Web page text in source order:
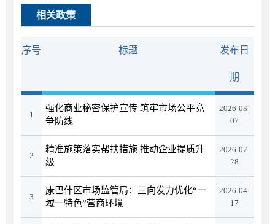
相关政策
序号 标题 发布日
期
1
强化商业秘密保护宣传 筑牢市场公平竞
争防线
2026-08-
07
2
精准施策落实帮扶措施 推动企业提质升
级
2026-07-
28
3
康巴什区市场监管局：三向发力优化“一
域一特色”营商环境
2026-04-
17